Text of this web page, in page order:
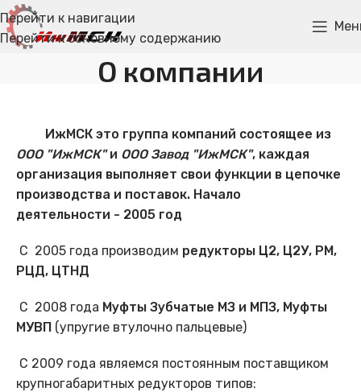
Перейти к навигации
Перейти к основному содержанию
О компании
ИжМСК это группа компаний состоящее из
ООО "ИжМСК"и ООО Завод "ИжМСК", каждая
организация выполняет свои функции в цепочке
производства и поставок. Начало
деятельности - 2005 год
С 2005 года производим редукторы Ц2, Ц2У, РМ,
РЦД, ЦТНД
С 2008 года Муфты Зубчатые МЗ и МПЗ, Муфты
МУВП (упругие втулочно пальцевые)
С 2009 года являемся постоянным поставщиком
крупногабаритных редукторов типов: